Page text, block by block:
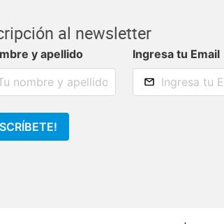
al newsletter
y apellido Ingresa tu Email